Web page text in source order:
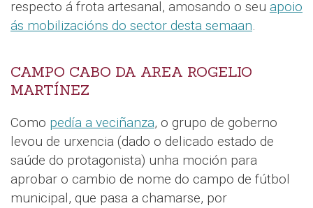
respecto á frota artesanal, amosando o seu apoio
ás mobilizacións do sector desta semaan.
CAMPO CABO DA AREA ROGELIO
MARTÍNEZ
Como pedía a veciñanza, o grupo de goberno
levou de urxencia (dado o delicado estado de
saúde do protagonista) unha moción para
aprobar o cambio de nome do campo de fútbol
municipal, que pasa a chamarse, por